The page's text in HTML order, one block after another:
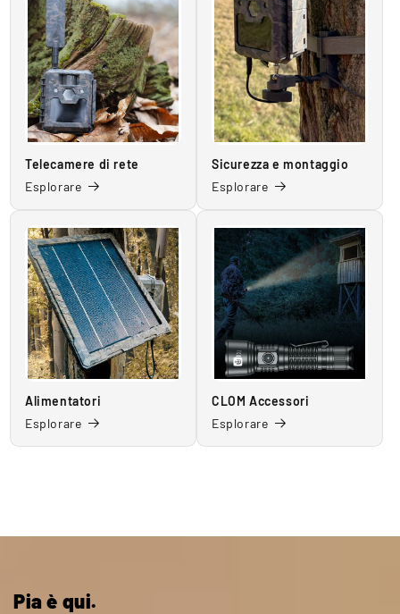
Telecamere di rete
Esplorare
Sicurezza e montaggio
Esplorare
Alimentatori
Esplorare
CLOM Accessori
Esplorare
Pia è qui.